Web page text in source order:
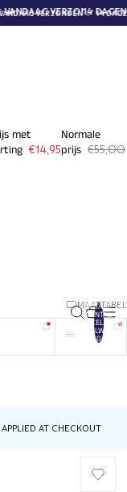
VERZONDEN
VERZONDEN
14
14 DAGEN
TOTAAL
AANTAL
ARTIKELEN IN
WINKELWAGEN:
0
met
€14,95
Normale
prijs €55,00
MAATTABEL
XL
AT CHECKOUT